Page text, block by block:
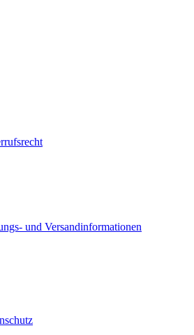
und Versandinformationen